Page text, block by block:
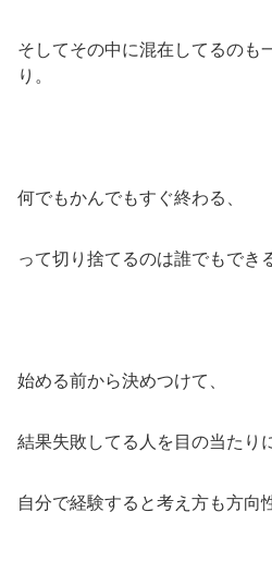
そしてその中に混在してるのも
り。
何でもかんでもすぐ終わる、
って切り捨てるのは誰でもでき
始める前から決めつけて、
結果失敗してる人を目の当たり
自分で経験すると考え方も方向